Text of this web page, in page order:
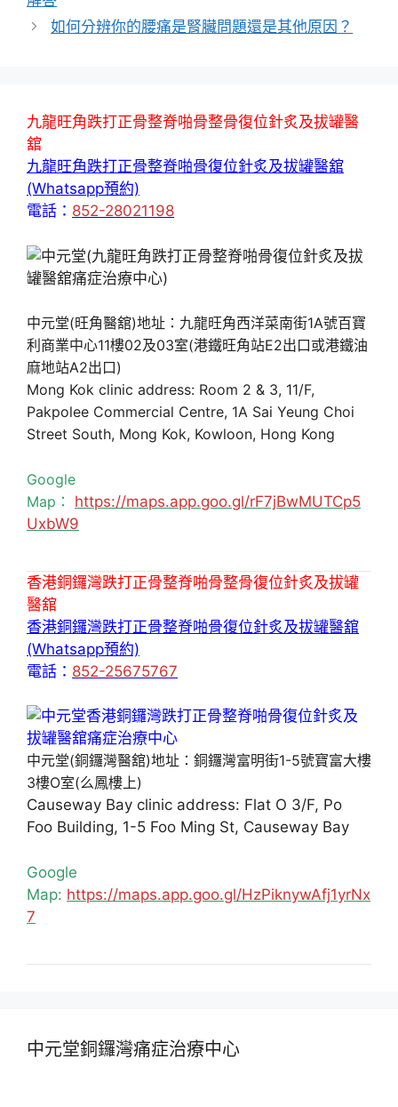
如何分辨你的腰痛是腎臟問題還是其他原因？
九龍旺角跌打正骨整脊啪骨整骨復位針炙及拔罐醫
舘
九龍旺角跌打正骨整脊啪骨復位針炙及拔罐醫舘
(Whatsapp預約)
電話： 852-28021198
中元堂(旺角醫舘)地址：九龍旺角西洋菜南街1A號百寶
利商業中心11樓02及03室(港鐵旺角站E2出口或港鐵油
麻地站A2出口)
Mong Kok clinic address: Room 2 & 3, 11/F,
Pakpolee Commercial Centre, 1A Sai Yeung Choi
Street South, Mong Kok, Kowloon, Hong Kong
Google
Map： https://maps.app.goo.gl/rF7jBwMUTCp5
UxbW9
香港銅鑼灣跌打正骨整脊啪骨整骨復位針炙及拔罐
醫舘
香港銅鑼灣跌打正骨整脊啪骨復位針炙及拔罐醫舘
(Whatsapp預約)
電話： 852-25675767
中元堂(銅鑼灣醫舘)地址：銅鑼灣富明街1-5號寶富大樓
3樓O室(么鳳樓上)
Causeway Bay clinic address: Flat O 3/F, Po
Foo Building, 1-5 Foo Ming St, Causeway Bay
Google
Map: https://maps.app.goo.gl/HzPiknywAfj1yrNx
7
中元堂銅鑼灣痛症治療中心